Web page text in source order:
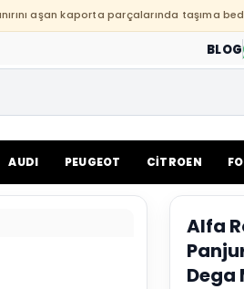
aşan kaporta parçalarında taşıma
BLOG
AUDI PEUGEOT CİTROEN
Alfa
Dega